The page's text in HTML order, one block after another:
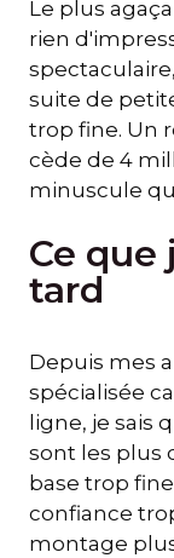
Le plus
rien
suite de
trop fine. Un
cède de 4
minuscule
Ce
tard
Depuis mes
spécialisée
ligne, je sais
sont les plus
base trop
confiance
montage